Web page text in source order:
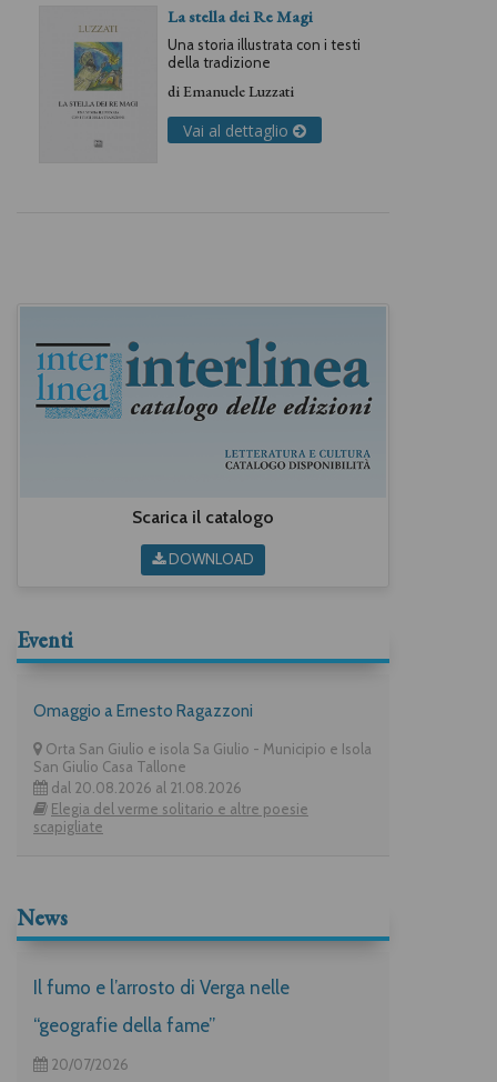
La stella dei Re Magi
Una storia illustrata con i testi
della tradizione
diEmanuele Luzzati
Vai al dettaglio
Scarica il catalogo
DOWNLOAD
Eventi
Omaggio a Ernesto Ragazzoni
Orta San Giulio e isola Sa Giulio - Municipio e Isola
San Giulio Casa Tallone
dal 20.08.2026 al 21.08.2026
Elegia del verme solitario e altre poesie
scapigliate
News
Il fumo e l’arrosto di Verga nelle
“geografie della fame”
20/07/2026